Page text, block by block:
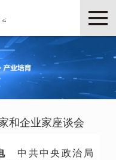
和企业家座谈会
中共中央政治局